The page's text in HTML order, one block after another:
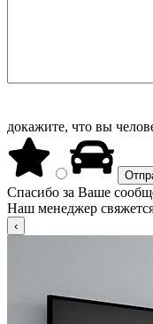
докажите, что вы
Спасибо за Ваше
Наш менеджер